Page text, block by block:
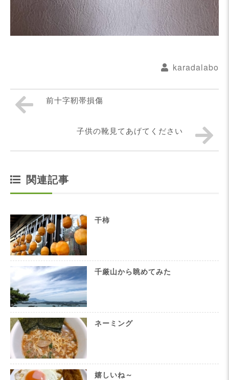
karadalabo
前十字靭帯損傷
子供の靴見てあげてください
関連記事
干柿
千厳山から眺めてみた
ネーミング
嬉しいね～